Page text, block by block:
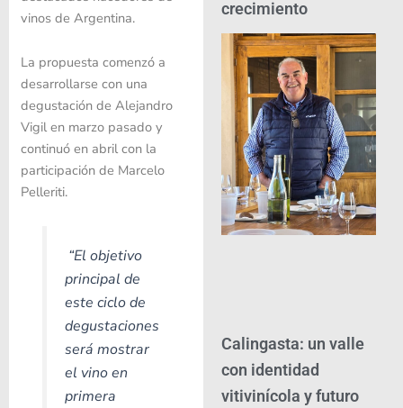
vinos de Argentina.
La propuesta comenzó a
desarrollarse con una
degustación de Alejandro
Vigil en marzo pasado y
continuó en abril con la
participación de Marcelo
Pelleriti.
“El objetivo
principal de
este ciclo de
degustaciones
será mostrar
el vino en
primera
crecimiento
Calingasta: un valle
con identidad
vitivinícola y futuro